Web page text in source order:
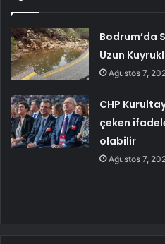
Bodrum’da
Uzun
Ağustos 7,
CHP
çeken
olabilir
Ağustos 7,